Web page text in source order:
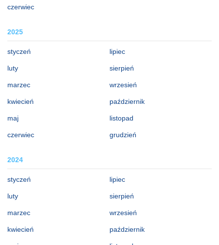
czerwiec
2025
styczeń
luty
marzec
kwiecień
maj
czerwiec
lipiec
sierpień
wrzesień
październik
listopad
grudzień
2024
styczeń
luty
marzec
kwiecień
lipiec
sierpień
wrzesień
październik